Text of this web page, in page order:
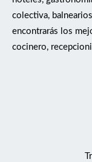
colectiva,
encontrarás los
cocinero,